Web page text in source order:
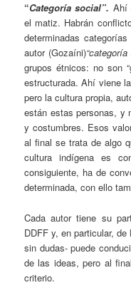
“Categoría social”. Ahí
el matiz. Habrán
determinadas
autor (Gozaíni)“categoría
grupos étnicos: no son
estructurada. Ahí viene
pero la cultura propia,
están estas personas, y
y costumbres. Esos
al final se trata de algo
cultura indígena es
consiguiente, ha de
determinada, con ello
Cada autor tiene su
DDFF y, en particular,
sin dudas- puede
de las ideas, pero al
criterio.